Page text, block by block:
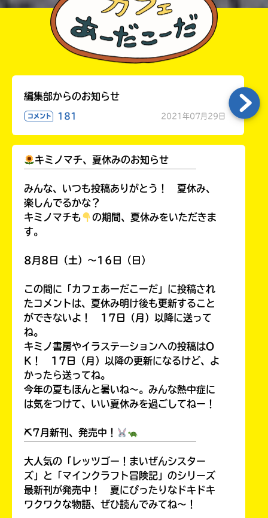
編集部からのお知らせ
コメント 181 2021年07月29日
キミノマチ、夏休みのお知らせ
みんな、いつも投稿ありがとう！ 夏休み、
楽しんでるかな？
キミノマチも
の期間、夏休みをいただきま
す。
8月8日（土）～16日（日）
この間に「カフェあーだこーだ」に投稿され
たコメントは、夏休み明け後も更新すること
ができないよ！ 17日（月）以降に送って
ね。
キミノ書房やイラステーションへの投稿はO
K！ 17日（月）以降の更新になるけど、よ
かったら送ってね。
今年の夏もほんと暑いね～。みんな熱中症に
は気をつけて、いい夏休みを過ごしてねー！
⛏7月新刊、発売中！
大人気の「レッツゴー！まいぜんシスター
ズ」と「マインクラフト冒険記」のシリーズ
最新刊が発売中！ 夏にぴったりなドキドキ
ワクワクな物語、ぜひ読んでみてね～！